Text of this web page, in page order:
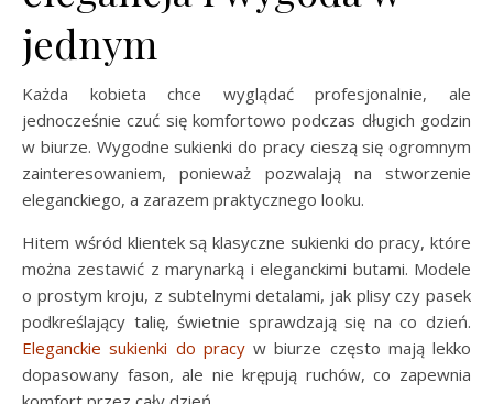
jednym
Każda kobieta chce wyglądać profesjonalnie, ale
jednocześnie czuć się komfortowo podczas długich godzin
w biurze. Wygodne sukienki do pracy cieszą się ogromnym
zainteresowaniem, ponieważ pozwalają na stworzenie
eleganckiego, a zarazem praktycznego looku.
Hitem wśród klientek są klasyczne sukienki do pracy, które
można zestawić z marynarką i eleganckimi butami. Modele
o prostym kroju, z subtelnymi detalami, jak plisy czy pasek
podkreślający talię, świetnie sprawdzają się na co dzień.
Eleganckie sukienki do pracyw biurze często mają lekko
dopasowany fason, ale nie krępują ruchów, co zapewnia